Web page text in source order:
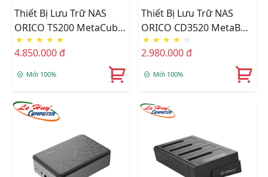
Thiết Bị Lưu Trữ NAS
ORICO TS200 MetaCube
2 Bay (TS200-EU-GY-BP)
★ ★ ★ ★ ★
4.850.000 đ
Mới 100%
Thiết Bị Lưu Trữ NAS
ORICO CD3520 MetaBox
Mini 1 Bay (CD3520-EU-
GY-BP)
★ ★ ★ ★ ☆
2.980.000 đ
Mới 100%